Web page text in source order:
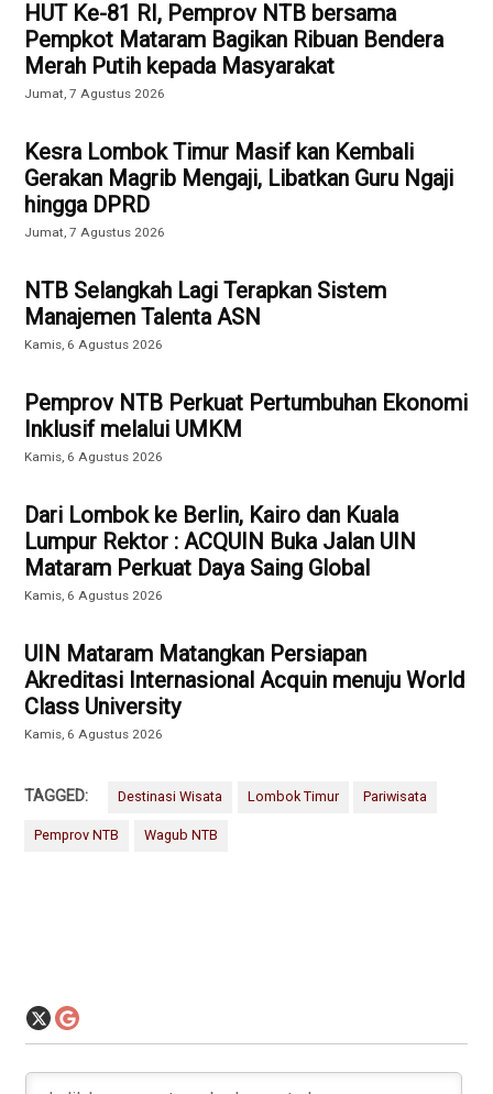
HUT Ke-81 RI, Pemprov NTB bersama
Pempkot Mataram Bagikan Ribuan Bendera
Merah Putih kepada Masyarakat
Jumat, 7 Agustus 2026
Kesra Lombok Timur Masif kan Kembali
Gerakan Magrib Mengaji, Libatkan Guru Ngaji
hingga DPRD
Jumat, 7 Agustus 2026
NTB Selangkah Lagi Terapkan Sistem
Manajemen Talenta ASN
Kamis, 6 Agustus 2026
Pemprov NTB Perkuat Pertumbuhan Ekonomi
Inklusif melalui UMKM
Kamis, 6 Agustus 2026
Dari Lombok ke Berlin, Kairo dan Kuala
Lumpur Rektor : ACQUIN Buka Jalan UIN
Mataram Perkuat Daya Saing Global
Kamis, 6 Agustus 2026
UIN Mataram Matangkan Persiapan
Akreditasi Internasional Acquin menuju World
Class University
Kamis, 6 Agustus 2026
TAGGED: Destinasi Wisata Lombok Timur Pariwisata
Pemprov NTB Wagub NTB